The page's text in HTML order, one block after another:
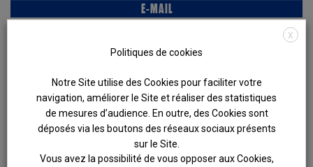
E-MAIL
V-CARD
PRACTICE AREAS
Divorce and settlement of matrimonial property regimes
Amicable and judicial settlement of estates
X
Politiques de cookies
Notre Site utilise des Cookies pour faciliter votre
navigation, améliorer le Site et réaliser des statistiques
de mesures d’audience. En outre, des Cookies sont
déposés via les boutons des réseaux sociaux présents
sur le Site.
Vous avez la possibilité de vous opposer aux Cookies,